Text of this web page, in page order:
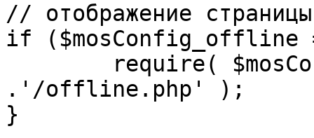
// отображение
if ($mosConfig_offline
.'/offline.php' );
}